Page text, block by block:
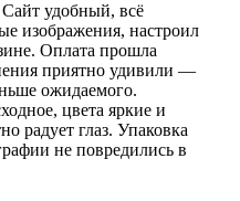
удобный, всё
изображения, настроил
Оплата прошла
приятно удивили —
ожидаемого.
цвета яркие и
радует глаз. Упаковка
не повредились в